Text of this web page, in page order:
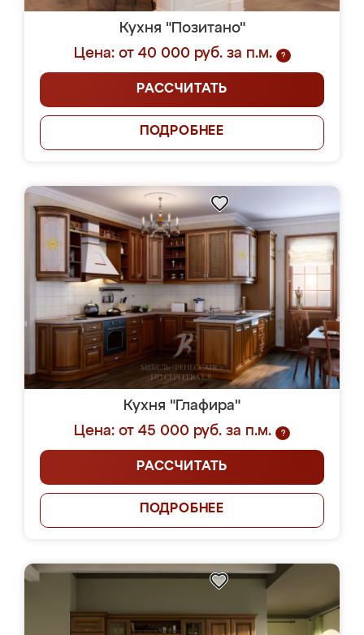
Кухня "Позитано"
Цена: от 40 000 руб. за п.м.
?
РАССЧИТАТЬ
ПОДРОБНЕЕ
Кухня "Глафира"
Цена: от 45 000 руб. за п.м.
?
РАССЧИТАТЬ
ПОДРОБНЕЕ